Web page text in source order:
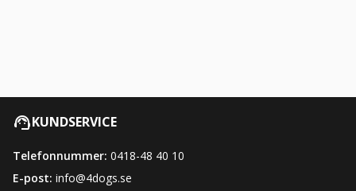
KUNDSERVICE
Telefonnummer: 0418-48 40 10
E-post: info@4dogs.se